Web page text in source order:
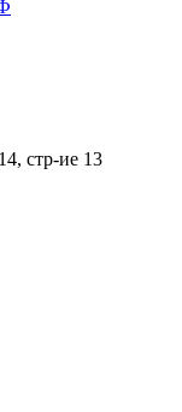
стр-ие 13